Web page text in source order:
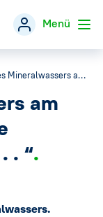
Menü
→
am 07.10.2023: „Ich trinke Mineralwasser, weil . . . “
am
. “